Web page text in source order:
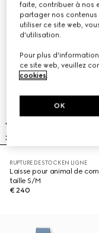
RUPTURE DE STOCK EN LIGNE
Laisse pour animal de
taille S/M
€ 240
faite, contribuer à nos
partager nos contenus
utiliser ce site web,
d'utilisation.
Pour plus
ce site web, veuillez
cookies.
OK